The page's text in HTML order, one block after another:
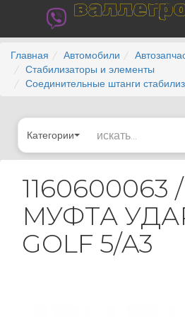
Главная Автомобили
Стабилизаторы и элементы
Соединительные штанги
Категории
1160600063
МУФТА
GOLF 5/A3